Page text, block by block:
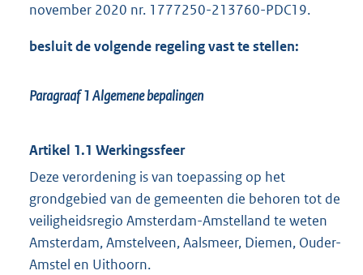
november 2020 nr. 1777250-213760-PDC19.
besluit de volgende regeling vast te stellen:
Paragraaf 1Algemene bepalingen
Artikel 1.1 Werkingssfeer
Deze verordening is van toepassing op het
grondgebied van de gemeenten die behoren tot de
veiligheidsregio Amsterdam-Amstelland te weten
Amsterdam, Amstelveen, Aalsmeer, Diemen, Ouder-
Amstel en Uithoorn.